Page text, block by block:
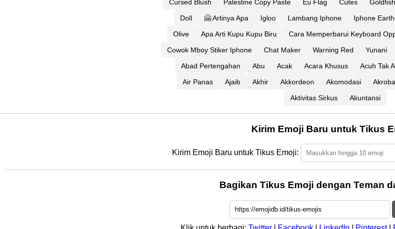
Cursed Blush
Palestine Copy Paste Eu Flag Cutes Goldfish
Doll
🤗 Artinya Apa Igloo Lambang Iphone Iphone Earth
Olive
Apa Arti Kupu Kupu Biru Cara Memperbarui Keyboard
Cowok Mboy Stiker Iphone
Chat Maker Warning Red Yunani
Abad Pertengahan
Abu Acak Acara Khusus Acuh Tak
Air Panas
Ajaib Akhir Akkordeon Akomodasi
Aktivitas Sirkus
Akuntansi
Kirim Emoji Baru untuk Tikus
Kirim Emoji Baru untuk Tikus Emoji:
Bagikan Tikus Emoji dengan Teman